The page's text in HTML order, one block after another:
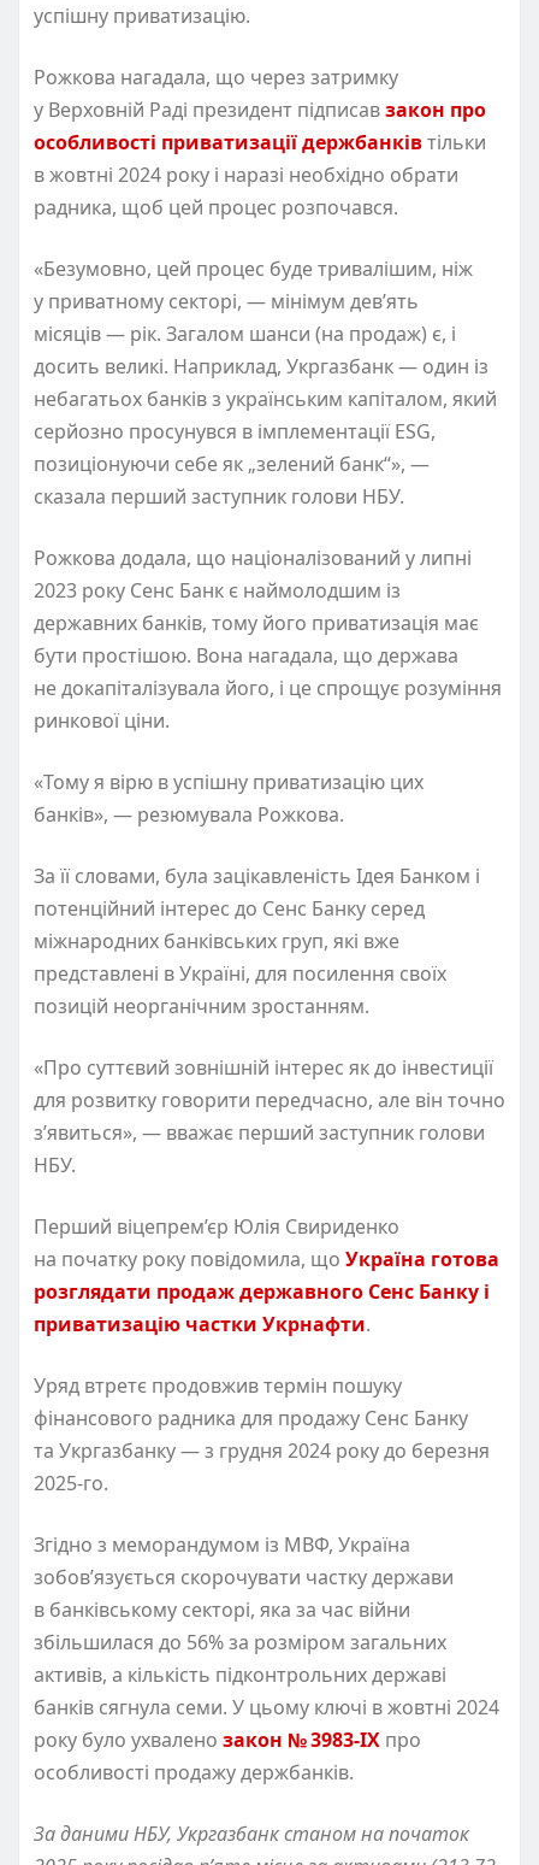
успішну приватизацію.
Рожкова нагадала, що через затримку
у Верховній Раді президент підписавзакон про
особливості приватизації держбанківтільки
в жовтні 2024 року і наразі необхідно обрати
радника, щоб цей процес розпочався.
«Безумовно, цей процес буде тривалішим, ніж
у приватному секторі, — мінімум дев’ять
місяців — рік. Загалом шанси (на продаж) є, і
досить великі. Наприклад, Укргазбанк — один із
небагатьох банків з українським капіталом, який
серйозно просунувся в імплементації ESG,
позиціонуючи себе як „зелений банк“», —
сказала перший заступник голови НБУ.
Рожкова додала, що націоналізований у липні
2023 року Сенс Банк є наймолодшим із
державних банків, тому його приватизація має
бути простішою. Вона нагадала, що держава
не докапіталізувала його, і це спрощує розуміння
ринкової ціни.
«Тому я вірю в успішну приватизацію цих
банків», — резюмувала Рожкова.
За її словами, була зацікавленість Ідея Банком і
потенційний інтерес до Сенс Банку серед
міжнародних банківських груп, які вже
представлені в Україні, для посилення своїх
позицій неорганічним зростанням.
«Про суттєвий зовнішній інтерес як до інвестиції
для розвитку говорити передчасно, але він точно
з’явиться», — вважає перший заступник голови
НБУ.
Перший віцепрем’єр Юлія Свириденко
на початку року повідомила, що Україна готова
розглядати продаж державного Сенс Банку і
приватизацію частки Укрнафти.
Уряд втретє продовжив термін пошуку
фінансового радника для продажу Сенс Банку
та Укргазбанку — з грудня 2024 року до березня
2025-го.
Згідно з меморандумом із МВФ, Україна
зобов’язується скорочувати частку держави
в банківському секторі, яка за час війни
збільшилася до 56% за розміром загальних
активів, а кількість підконтрольних державі
банків сягнула семи. У цьому ключі в жовтні 2024
року було ухвалено закон № 3983-IX про
особливості продажу держбанків.
За даними НБУ, Укргазбанк станом на початок